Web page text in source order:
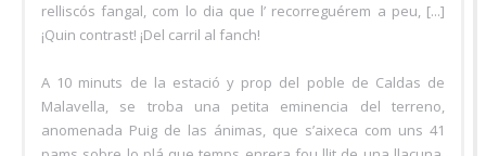
relliscós fangal, com lo dia que l’ recorreguérem a peu, [...]
¡Quin contrast! ¡Del carril al fanch!
A 10 minuts de la estació y prop del poble de Caldas de
Malavella, se troba una petita eminencia del terreno,
anomenada Puig de las ánimas, que s’aixeca com uns 41